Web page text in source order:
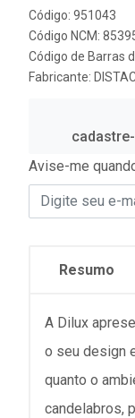
Código: 951043
Código NCM:
Código de Barras
Fabricante:
Avise-me
Resumo
A Dilux
o seu design
quanto o
candelabros,